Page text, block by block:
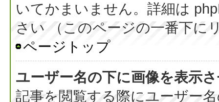
いてかまいません。詳細は
さい （このページの一番下に
ページトップ
ユーザー名の下に画像を表示
記事を閲覧する際にユーザー